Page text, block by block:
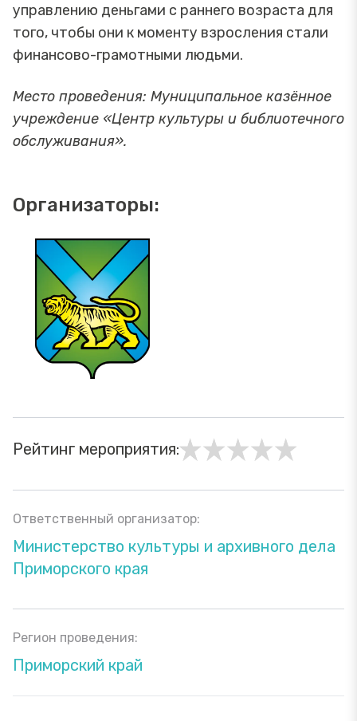
управлению деньгами с раннего возраста для
того, чтобы они к моменту взросления стали
финансово-грамотными людьми.
Место проведения: Муниципальное казённое
учреждение «Центр культуры и библиотечного
обслуживания».
Организаторы:
Рейтинг мероприятия:
Ответственный организатор:
Министерство культуры и архивного дела
Приморского края
Регион проведения:
Приморский край